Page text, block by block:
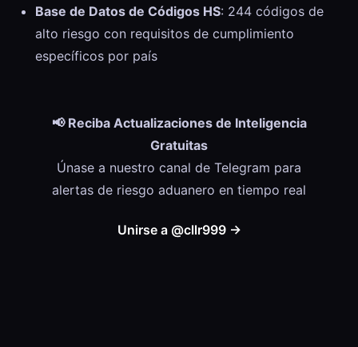
Base de Datos de Códigos HS: 244 códigos de
alto riesgo con requisitos de cumplimiento
específicos por país
📢 Reciba Actualizaciones de Inteligencia
Gratuitas
Únase a nuestro canal de Telegram para
alertas de riesgo aduanero en tiempo real
Unirse a @cllr999 →